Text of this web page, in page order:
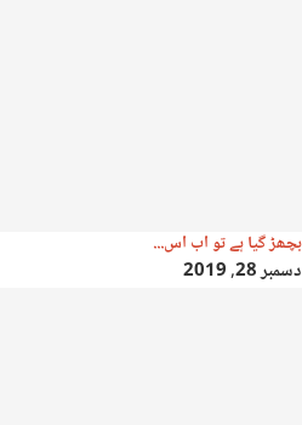
بچھڑ گیا ہے تو اب اس...
دسمبر 28, 2019